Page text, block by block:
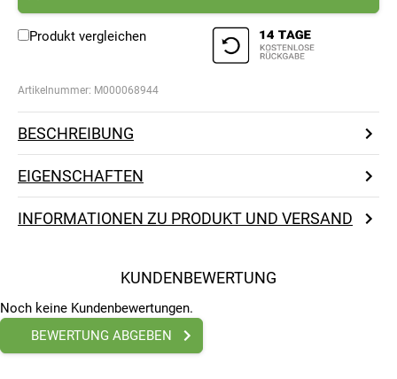
Produkt vergleichen
Artikelnummer: M000068944
BESCHREIBUNG
EIGENSCHAFTEN
INFORMATIONEN ZU PRODUKT UND VERSAND
KUNDENBEWERTUNG
Noch keine Kundenbewertungen.
BEWERTUNG ABGEBEN